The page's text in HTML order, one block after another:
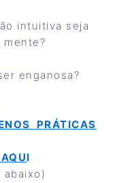
intuitiva seja
mente?
enganosa?
PRÁTICAS
I